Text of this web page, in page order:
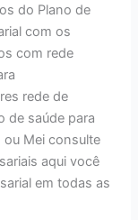
do Plano de
com os
com rede
rede de
de saúde para
ou Mei consulte
aqui você
em todas as